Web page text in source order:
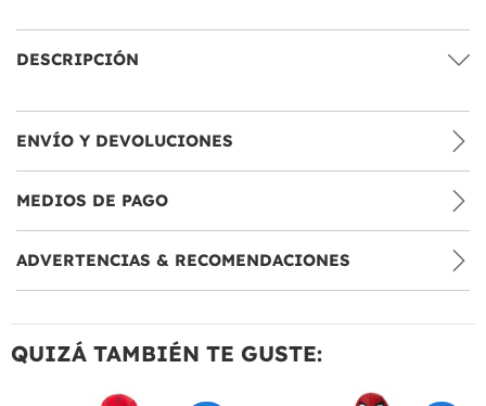
DESCRIPCIÓN
ENVÍO Y DEVOLUCIONES
MEDIOS DE PAGO
ADVERTENCIAS & RECOMENDACIONES
QUIZÁ TAMBIÉN TE GUSTE: